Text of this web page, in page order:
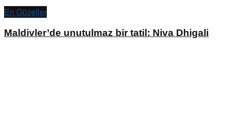
En Güzeller
Maldivler’de unutulmaz bir tatil: Niva Dhigali